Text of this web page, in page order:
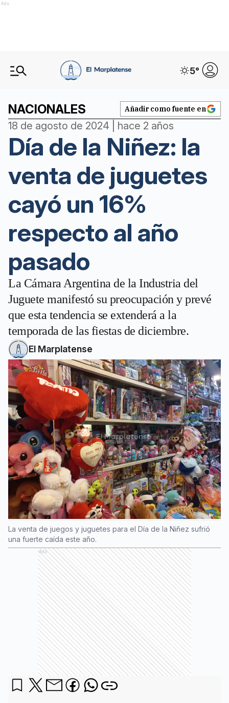
Ads
5°
NACIONALES Añadir como fuente en
18 de agosto de 2024 | hace 2 años
Día de la Niñez: la
venta de juguetes
cayó un 16%
respecto al año
pasado
La Cámara Argentina de la Industria del
Juguete manifestó su preocupación y prevé
que esta tendencia se extenderá a la
temporada de las fiestas de diciembre.
El Marplatense
La venta de juegos y juguetes para el Día de la Niñez sufrió
una fuerte caída este año.
Ads